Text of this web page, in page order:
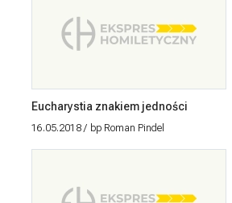
Eucharystia znakiem jedności
16.05.2018 bp Roman Pindel